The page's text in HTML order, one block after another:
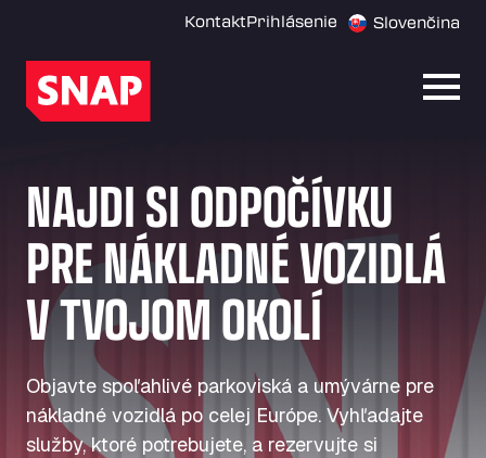
KontaktPrihlásenie Slovenčina
NAJDI SI ODPOČÍVKU
PRE NÁKLADNÉ VOZIDLÁ
V TVOJOM OKOLÍ
Objavte spoľahlivé parkoviská a umývárne pre
nákladné vozidlá po celej Európe. Vyhľadajte
služby, ktoré potrebujete, a rezervujte si